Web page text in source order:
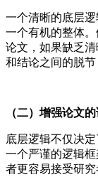
一个清晰的底层
一个有机的整体
论文，如果缺乏
和结论之间的脱节
（二）增强论文
底层逻辑不仅决
一个严谨的逻辑
者更容易接受研